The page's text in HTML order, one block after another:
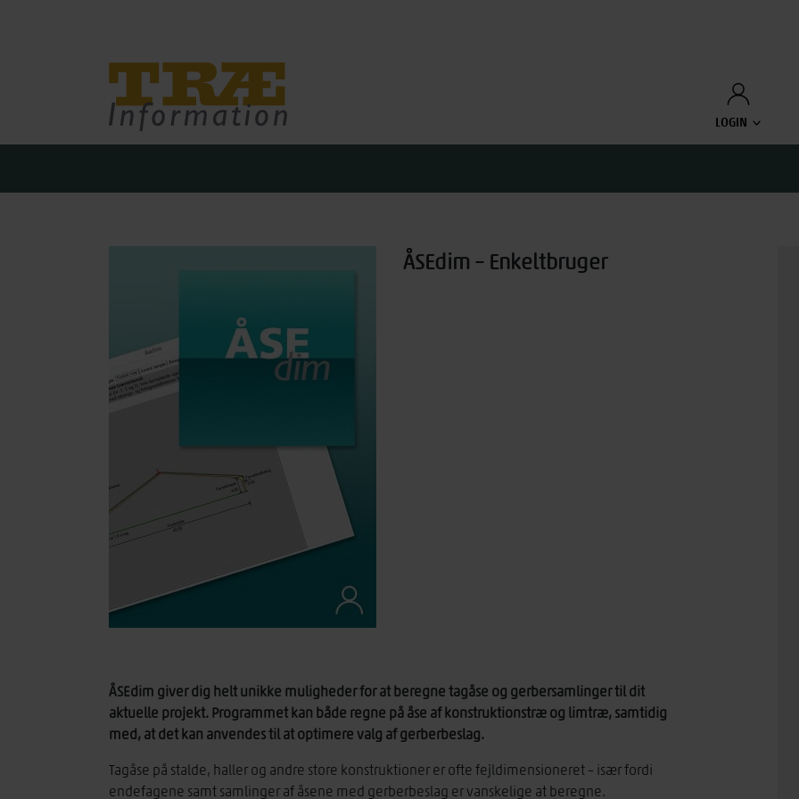
LOGIN
ÅSEdim – Enkeltbruger
ÅSEdim giver dig helt unikke muligheder for at beregne tagåse og gerbersamlinger til dit
aktuelle projekt. Programmet kan både regne på åse af konstruktionstræ og limtræ, samtidig
med, at det kan anvendes til at optimere valg af gerberbeslag.
Tagåse på stalde, haller og andre store konstruktioner er ofte fejldimensioneret – især fordi
endefagene samt samlinger af åsene med gerberbeslag er vanskelige at beregne.